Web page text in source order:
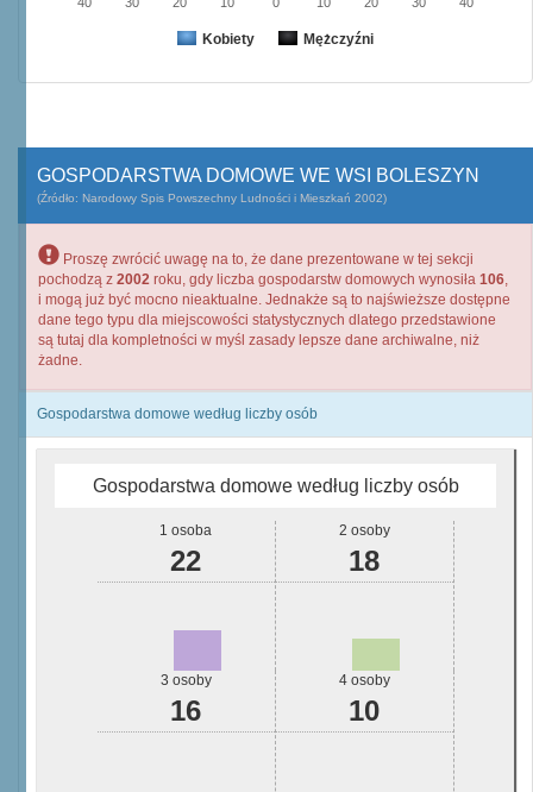
Kobiety Mężczyźni
GOSPODARSTWA DOMOWE WE WSI BOLESZYN
(Źródło: Narodowy Spis Powszechny Ludności i Mieszkań 2002)
Proszę zwrócić uwagę na to, że dane prezentowane w tej sekcji
pochodzą z 2002 roku, gdy liczba gospodarstw domowych wynosiła 106,
i mogą już być mocno nieaktualne. Jednakże są to najświeższe dostępne
dane tego typu dla miejscowości statystycznych dlatego przedstawione
są tutaj dla kompletności w myśl zasady lepsze dane archiwalne, niż
żadne.
Gospodarstwa domowe według liczby osób
Gospodarstwa domowe według liczby osób
1 osoba
22
2 osoby
18
3 osoby
16
4 osoby
10